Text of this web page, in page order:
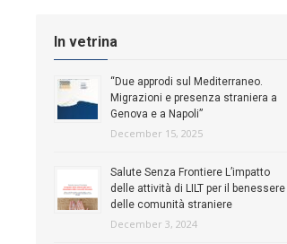
In vetrina
“Due approdi sul Mediterraneo.
Migrazioni e presenza straniera a
Genova e a Napoli”
December 15, 2025
Salute Senza Frontiere L’impatto
delle attività di LILT per il benessere
delle comunità straniere
December 3, 2024